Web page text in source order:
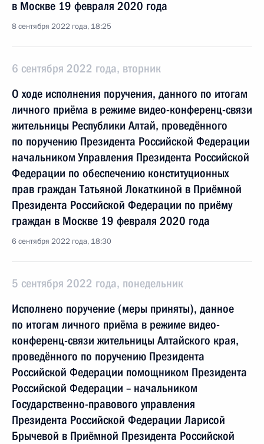
в Москве 19 февраля 2020 года
8 сентября 2022 года, 18:25
6 сентября 2022 года, вторник
О ходе исполнения поручения, данного по итогам
личного приёма в режиме видео-конференц-связи
жительницы Республики Алтай, проведённого
по поручению Президента Российской Федерации
начальником Управления Президента Российской
Федерации по обеспечению конституционных
прав граждан Татьяной Локаткиной в Приёмной
Президента Российской Федерации по приёму
граждан в Москве 19 февраля 2020 года
6 сентября 2022 года, 18:30
5 сентября 2022 года, понедельник
Исполнено поручение (меры приняты), данное
по итогам личного приёма в режиме видео-
конференц-связи жительницы Алтайского края,
проведённого по поручению Президента
Российской Федерации помощником Президента
Российской Федерации – начальником
Государственно-правового управления
Президента Российской Федерации Ларисой
Брычевой в Приёмной Президента Российской